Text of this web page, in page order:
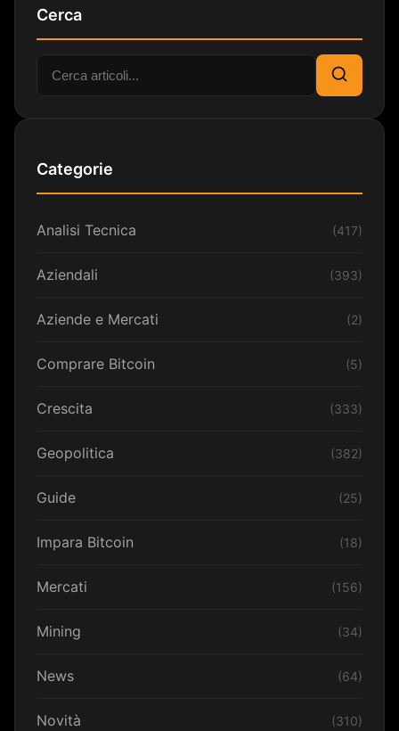
Cerca
Cerca:
Cerca
Categorie
Analisi Tecnica (417)
Aziendali (393)
Aziende e Mercati (2)
Comprare Bitcoin (5)
Crescita (333)
Geopolitica (382)
Guide (25)
Impara Bitcoin (18)
Mercati (156)
Mining (34)
News (64)
Novità (310)